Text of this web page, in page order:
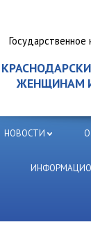
ЖЕНЩИНАМ
НОВОСТИ